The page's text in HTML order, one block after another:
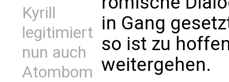
Kyrill
legitimiert
nun auch
Atombom
in Gang
so ist zu
weitergehen.